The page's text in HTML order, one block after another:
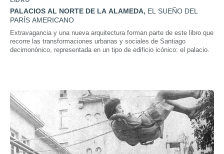
PALACIOS AL NORTE DE LA ALAMEDA, EL SUEÑO DEL
PARÍS AMERICANO
Extravagancia y una nueva arquitectura forman parte de este libro que
recorre las transformaciones urbanas y sociales de Santiago
decimonónico, representada en un tipo de edificio icónico: el palacio.